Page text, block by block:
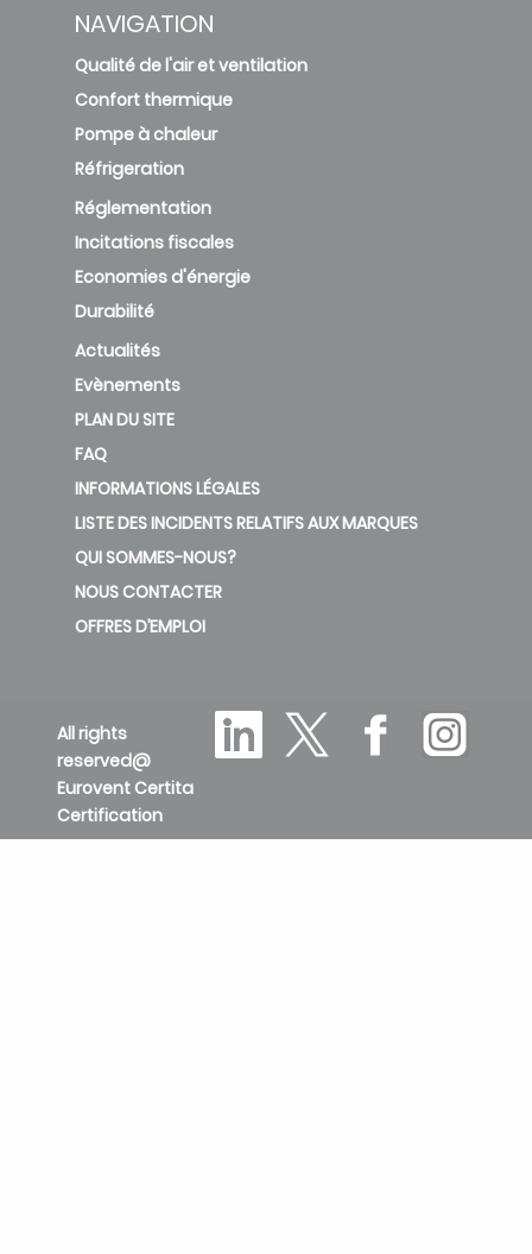
NAVIGATION
Qualité de l'air et ventilation
Confort thermique
Pompe à chaleur
Réfrigeration
Réglementation
Incitations fiscales
Economies d'énergie
Durabilité
Actualités
Evènements
PLAN DU SITE
FAQ
INFORMATIONS LÉGALES
LISTE DES INCIDENTS RELATIFS AUX MARQUES
QUI SOMMES-NOUS?
NOUS CONTACTER
OFFRES D’EMPLOI
All rights
reserved@
Eurovent Certita
Certification